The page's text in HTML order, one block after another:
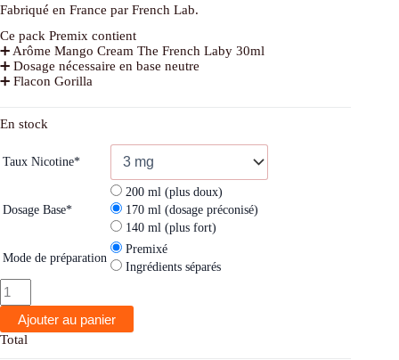
Fabriqué en France par French Lab.
Ce pack Premix contient
➕ Arôme Mango Cream The French Laby 30ml
➕ Dosage nécessaire en base neutre
➕ Flacon Gorilla
En stock
Taux Nicotine*
Dosage Base*
200 ml (plus doux)
170 ml (dosage préconisé)
140 ml (plus fort)
Mode de préparation
Premixé
Ingrédients séparés
Ajouter au panier
Total